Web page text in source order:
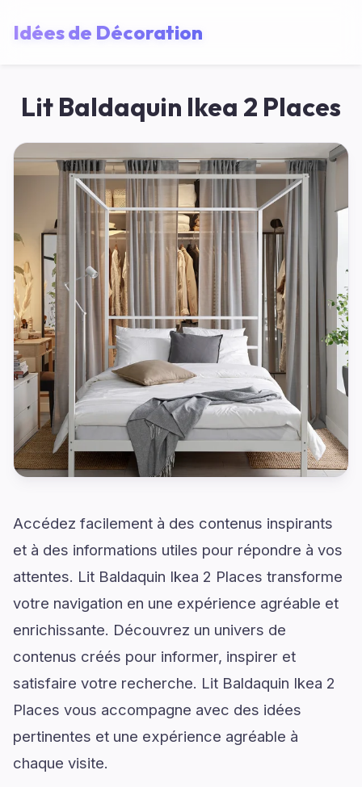
Idées de Décoration
Lit Baldaquin Ikea 2 Places
Accédez facilement à des contenus inspirants
et à des informations utiles pour répondre à vos
attentes. Lit Baldaquin Ikea 2 Places transforme
votre navigation en une expérience agréable et
enrichissante. Découvrez un univers de
contenus créés pour informer, inspirer et
satisfaire votre recherche. Lit Baldaquin Ikea 2
Places vous accompagne avec des idées
pertinentes et une expérience agréable à
chaque visite.